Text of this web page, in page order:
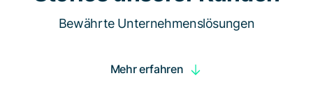
Bewährte Unternehmenslösungen
Mehr erfahren